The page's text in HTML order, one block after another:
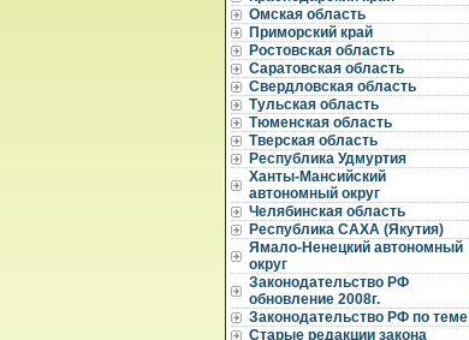
Омская область
Приморский край
Ростовская область
Саратовская область
Свердловская область
Тульская область
Тюменская область
Тверская область
Республика Удмуртия
Ханты-Мансийский
автономный округ
Челябинская область
Республика САХА (Якутия)
Ямало-Ненецкий автономный
округ
Законодательство РФ
обновление 2008г.
Законодательство РФ по теме
Старые редакции закона